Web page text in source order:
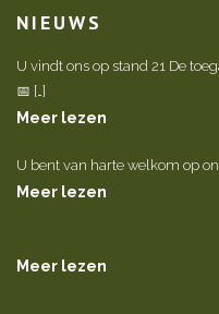
NIEUWS
U vindt ons op stand 21 De
📅 […]
Meer lezen
U bent van harte welkom op
Meer lezen
Meer lezen